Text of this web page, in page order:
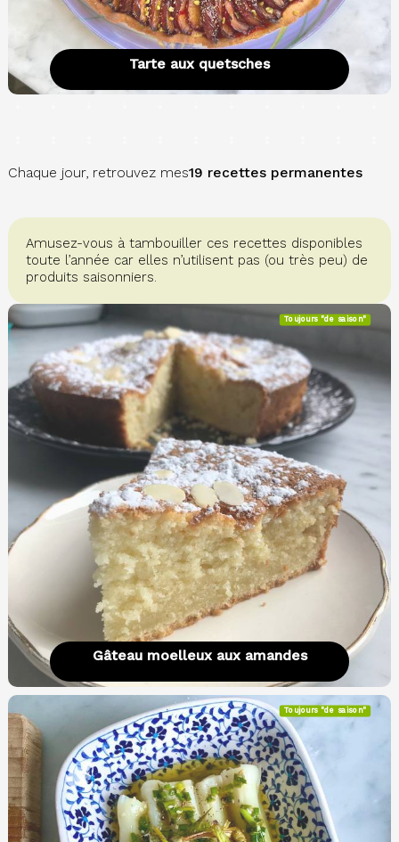
Tarte aux quetsches
Chaque jour, retrouvez mes19 recettes permanentes
Amusez-vous à tambouiller ces recettes disponibles
toute l’année car elles n’utilisent pas (ou très peu) de
produits saisonniers.
Gâteau moelleux aux amandes
Toujours "de saison"
Toujours "de saison"